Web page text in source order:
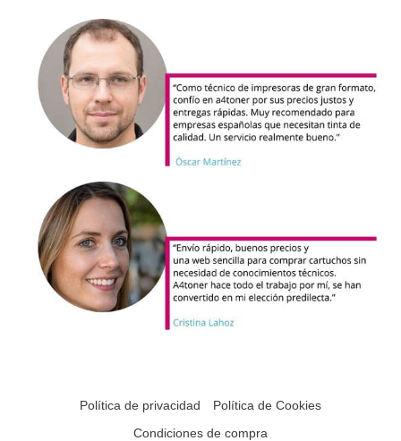
Política de privacidad
Política de Cookies
Condiciones de compra